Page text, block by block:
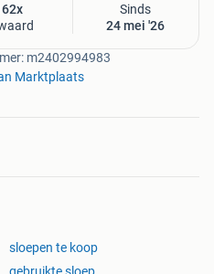
Sinds
24 mei '26
m2402994983
Marktplaats
sloepen te koop